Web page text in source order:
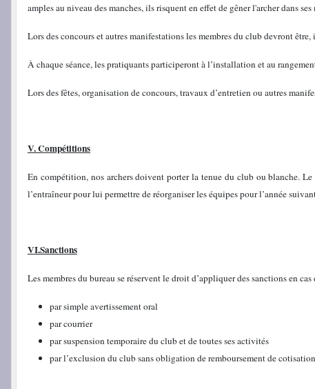
amples au niveau des manches, ils risquent en effet de gêner l'archer dans
Lors des concours et autres manifestations les membres du club devront
À chaque séance, les pratiquants participeront à l’installation et au
Lors des fêtes, organisation de concours, travaux d’entretien ou autres
V. Compétitions
En compétition, nos archers doivent porter la tenue du club ou blanche.
l’entraîneur pour lui permettre de réorganiser les équipes pour l’année
VI.Sanctions
Les membres du bureau se réservent le droit d’appliquer des sanctions en
par simple avertissement oral
par courrier
par suspension temporaire du club et de toutes ses activités
par l’exclusion du club sans obligation de remboursement de